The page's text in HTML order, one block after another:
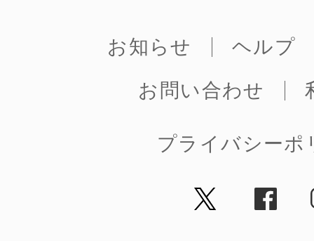
お知らせ
ヘルプ
お問い合わせ
プライバシーポ